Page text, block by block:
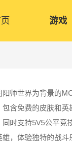
游戏
师世界为背景的
含免费的皮肤和
时支持5V5公平竞
，体验独特的战